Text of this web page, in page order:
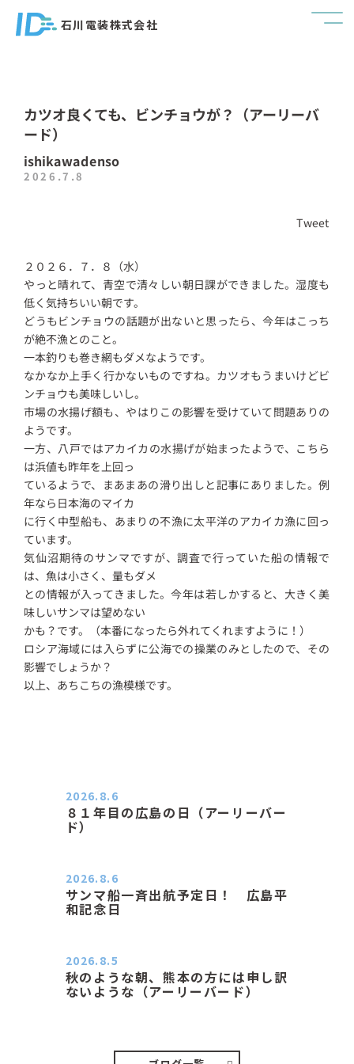
石川電装株式会社
カツオ良くても、ビンチョウが？（アーリーバ
ード）
ishikawadenso
2026.7.8
Tweet
２０２６．７．８（水）
やっと晴れて、青空で清々しい朝日課ができました。湿度も
低く気持ちいい朝です。
どうもビンチョウの話題が出ないと思ったら、今年はこっち
が絶不漁とのこと。
一本釣りも巻き網もダメなようです。
なかなか上手く行かないものですね。カツオもうまいけどビ
ンチョウも美味しいし。
市場の水揚げ額も、やはりこの影響を受けていて問題ありの
ようです。
一方、八戸ではアカイカの水揚げが始まったようで、こちら
は浜値も昨年を上回っ
ているようで、まあまあの滑り出しと記事にありました。例
年なら日本海のマイカ
に行く中型船も、あまりの不漁に太平洋のアカイカ漁に回っ
ています。
気仙沼期待のサンマですが、調査で行っていた船の情報で
は、魚は小さく、量もダメ
との情報が入ってきました。今年は若しかすると、大きく美
味しいサンマは望めない
かも？です。（本番になったら外れてくれますように！）
ロシア海域には入らずに公海での操業のみとしたので、その
影響でしょうか？
以上、あちこちの漁模様です。
８１年目の広島の日（アーリーバー
ド）
2026.8.6
サンマ船一斉出航予定日！ 広島平
和記念日
2026.8.6
秋のような朝、熊本の方には申し訳
ないような（アーリーバード）
2026.8.5